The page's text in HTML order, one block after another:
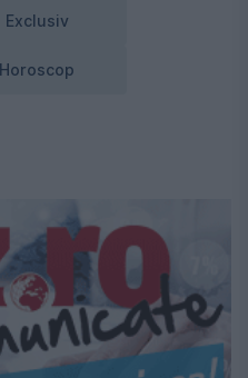
Exclusiv
Horoscop